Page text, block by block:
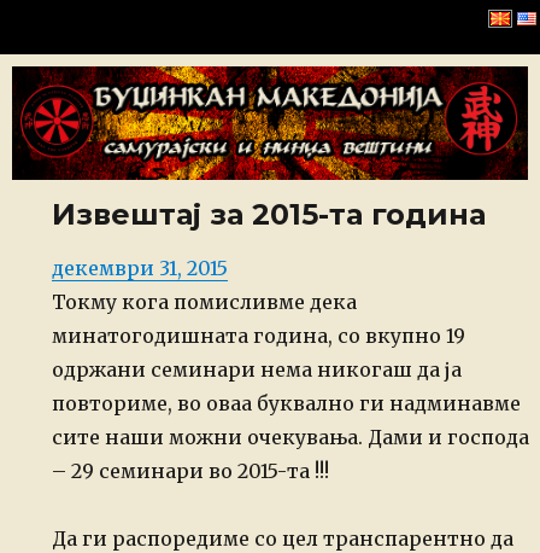
Буџинкан Македонија
Извештај за 2015-та година
Posted
on
декември 31, 2015
Токму кога помисливме дека
минатогодишната година, со вкупно 19
одржани семинари нема никогаш да ја
повториме, во оваа буквално ги надминавме
сите наши можни очекувања. Дами и господа
– 29 семинари во 2015-та !!!
Да ги распоредиме со цел транспарентно да